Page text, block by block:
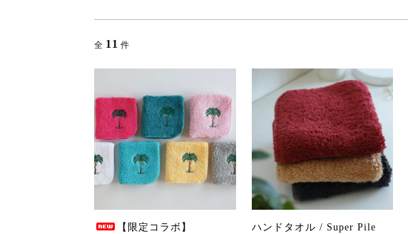
全 11 件
【限定コラボ】
ハンドタオル / Super Pile